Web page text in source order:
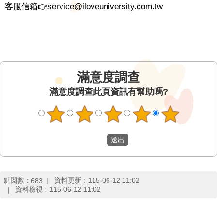
客服信箱👉service@iloveuniversity.com.tw
滿意度調查此頁資訊有幫助嗎?
點閱數： 683 資料更新： 115-06-12 11:02
資料檢視： 115-06-12 11:02